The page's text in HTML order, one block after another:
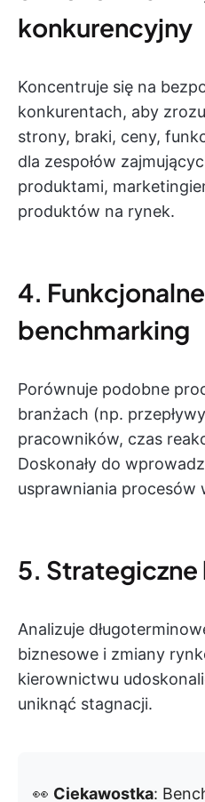
konkurencyjny
Koncentruje się na
konkurentach, aby
strony, braki, ceny,
dla zespołów
produktami,
produktów na rynek.
4. Funkcjonalne
benchmarking
Porównuje podobne
branżach (np.
pracowników, czas
Doskonały do
usprawniania procesów
5.
Analizuje
biznesowe i zmiany
kierownictwu
uniknąć stagnacji.
👀 Ciekawostka: